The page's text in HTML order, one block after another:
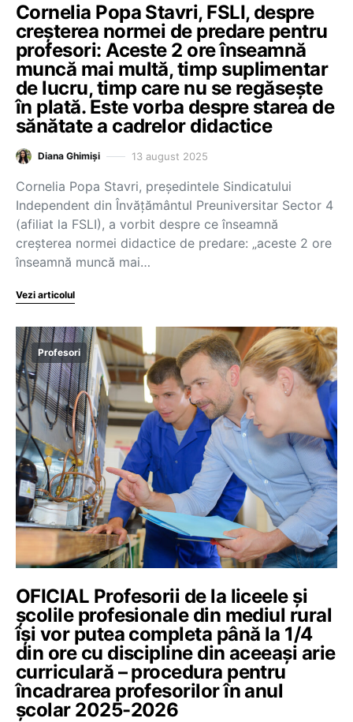
Cornelia Popa Stavri, FSLI, despre
creșterea normei de predare pentru
profesori: Aceste 2 ore înseamnă
muncă mai multă, timp suplimentar
de lucru, timp care nu se regăsește
în plată. Este vorba despre starea de
sănătate a cadrelor didactice
Diana Ghimiși 13 august 2025
Cornelia Popa Stavri, președintele Sindicatului
Independent din Învăţământul Preuniversitar Sector 4
(afiliat la FSLI), a vorbit despre ce înseamnă
creșterea normei didactice de predare: „aceste 2 ore
înseamnă muncă mai…
Vezi articolul
Profesori
OFICIAL Profesorii de la liceele și
școlile profesionale din mediul rural
își vor putea completa până la 1/4
din ore cu discipline din aceeași arie
curriculară – procedura pentru
încadrarea profesorilor în anul
școlar 2025-2026